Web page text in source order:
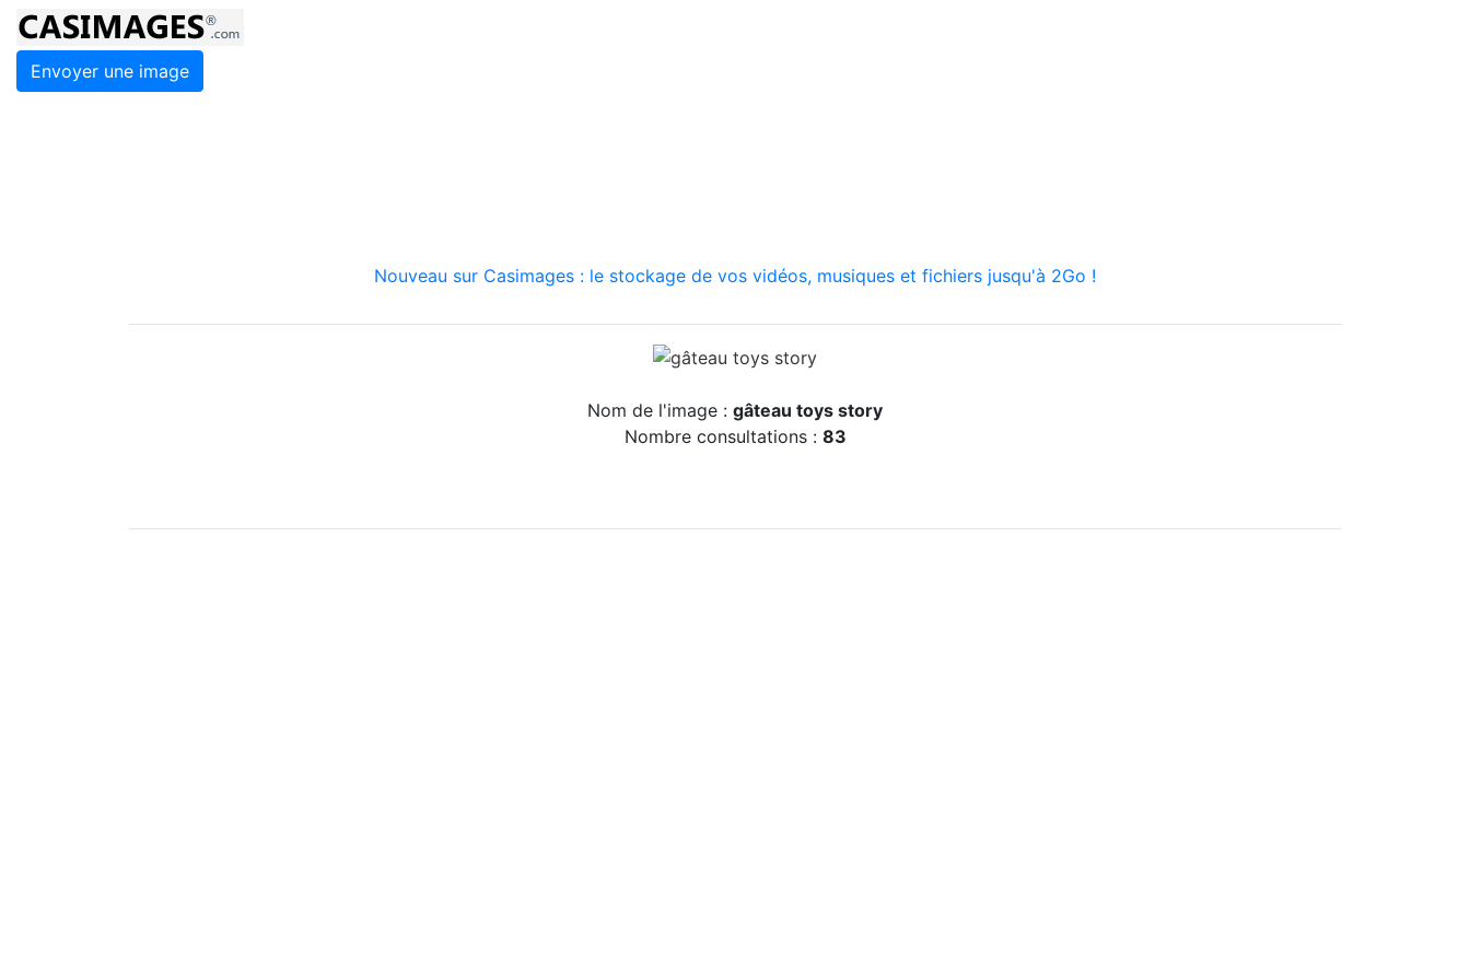
Envoyer une image
Nouveau sur Casimages : le stockage de vos vidéos, musiques et fichiers jusqu'à 2Go !
Nom de l'image : gâteau toys story
Nombre consultations : 83